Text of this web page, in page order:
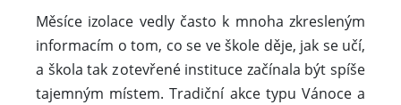
Měsíce izolace vedly často k mnoha zkresleným
informacím o tom, co se ve škole děje, jak se učí,
a škola tak z otevřené instituce začínala být spíše
tajemným místem. Tradiční akce typu Vánoce a